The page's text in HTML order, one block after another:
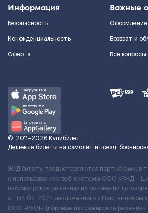
Информация
Безопасность
Конфиденциальность
Оферта
Важные
Оформление
Возврат и
Все вопросы
© 2011–2026 Купибилет
Дешёвые билеты на самолёт и поезд,
Ж/Д билеты предоставляются партнёрами, в
с использованием веб-системы ООО «РЖД –
пассажирские решения» на основании
от 04.04.2024 заключенного с Поставщиком
ООО «РЖД-Цифровые пассажирские